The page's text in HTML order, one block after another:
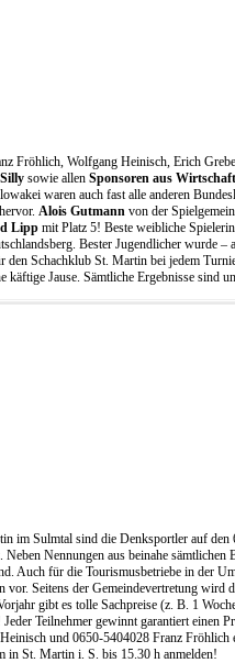
Fröhlich, Wolfgang Heinisch, Erich
sowie allen Sponsoren aus
waren auch fast alle anderen
hervor. Alois Gutmann von der
Lipp mit Platz 5! Beste weibliche
Bester Jugendlicher wurde –
Schachklub St. Martin bei jedem
käftige Jause. Sämtliche Ergebnisse sind
im Sulmtal sind die Denksportler auf
Neben Nennungen aus beinahe
Auch für die Tourismusbetriebe in der
vor. Seitens der Gemeindevertretung wird
gibt es tolle Sachpreise (z. B. 1
Teilnehmer gewinnt garantiert einen
und 0650-5404028 Franz Fröhlich
in St. Martin i. S. bis 15.30 h anmelden!